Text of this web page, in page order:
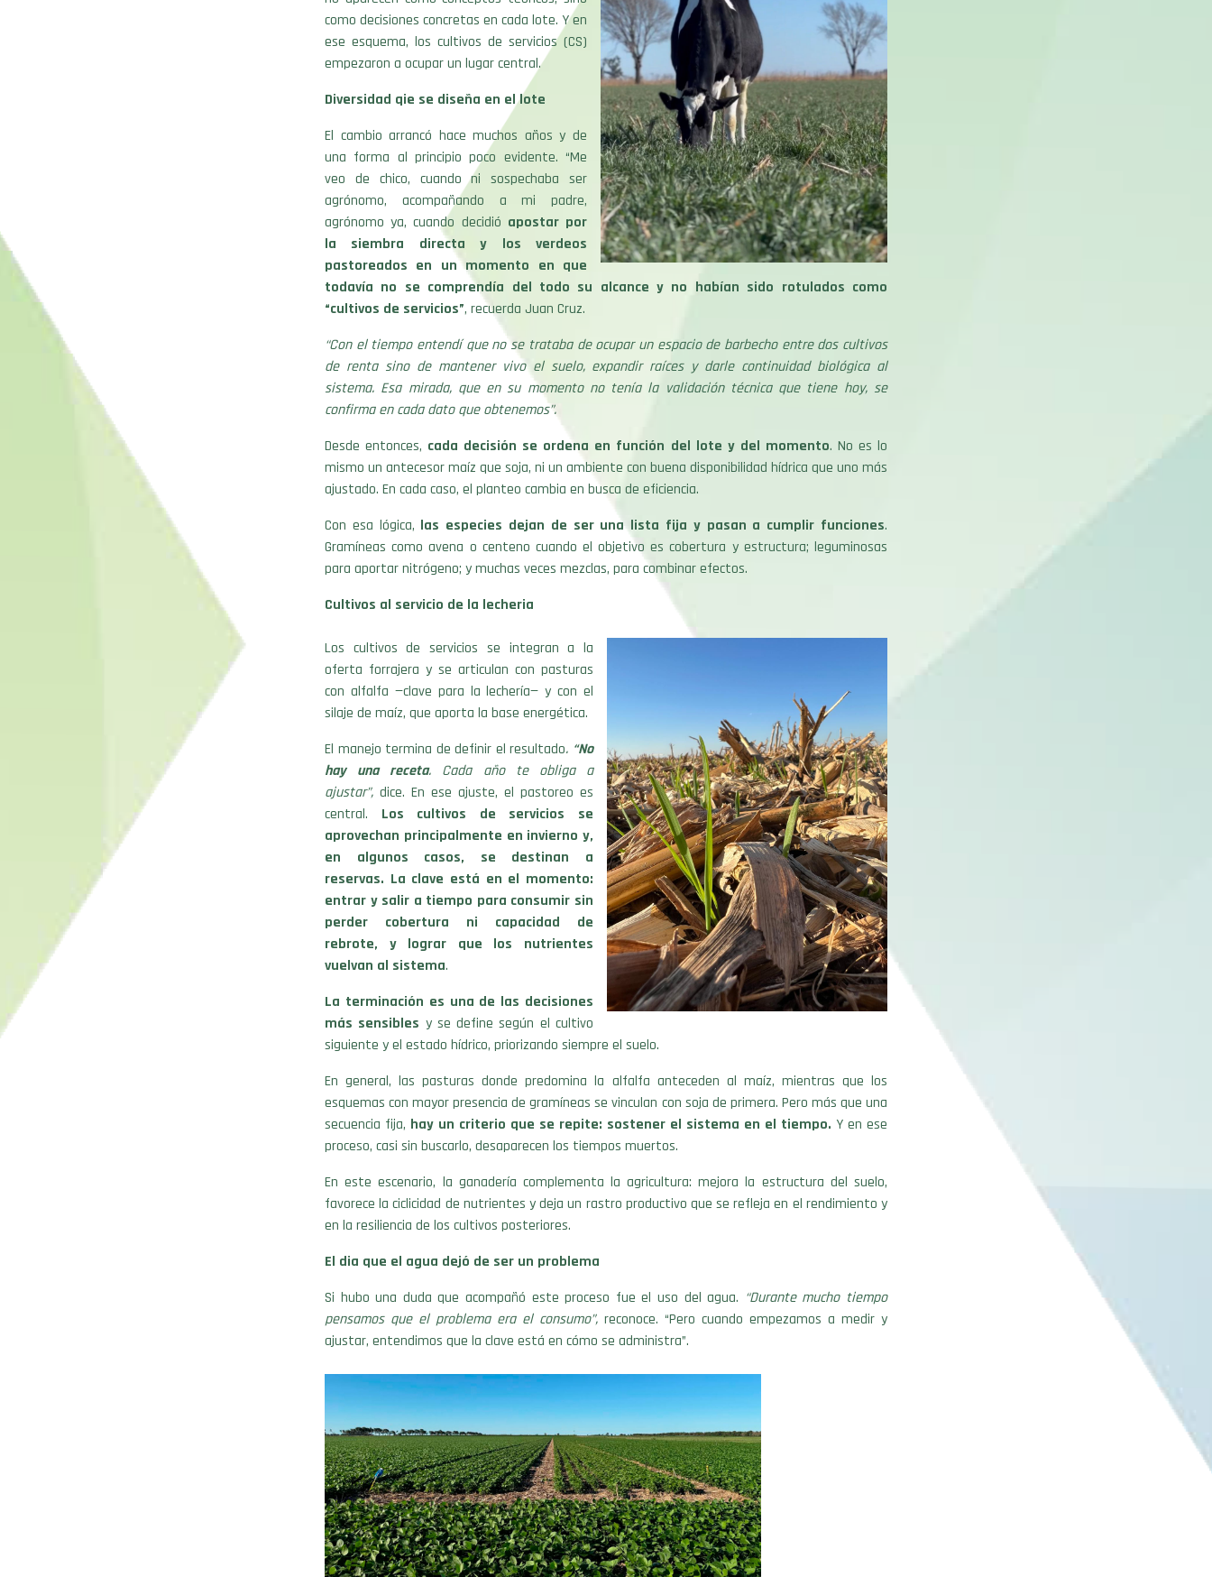
como decisiones concretas en cada lote. Y en
ese esquema, los cultivos de servicios (CS)
empezaron a ocupar un lugar central.
Diversidad qie se diseña en el lote
El cambio arrancó hace muchos años y de
una forma al principio poco evidente. “Me
veo de chico, cuando ni sospechaba ser
agrónomo, acompañando a mi padre,
agrónomo ya, cuando decidió apostar por
la siembra directa y los verdeos
pastoreados en un momento en que
todavía no se comprendía del todo su alcance y no habían sido rotulados como
“cultivos de servicios”, recuerda Juan Cruz.
“Con el tiempo entendí que no se trataba de ocupar un espacio de barbecho entre dos cultivos
de renta sino de mantener vivo el suelo, expandir raíces y darle continuidad biológica al
sistema. Esa mirada, que en su momento no tenía la validación técnica que tiene hoy, se
confirma en cada dato que obtenemos”.
Desde entonces, cada decisión se ordena en función del lote y del momento. No es lo
mismo un antecesor maíz que soja, ni un ambiente con buena disponibilidad hídrica que uno más
ajustado. En cada caso, el planteo cambia en busca de eficiencia.
Con esa lógica, las especies dejan de ser una lista fija y pasan a cumplir funciones.
Gramíneas como avena o centeno cuando el objetivo es cobertura y estructura; leguminosas
para aportar nitrógeno; y muchas veces mezclas, para combinar efectos.
Cultivos al servicio de la lecheria
Los cultivos de servicios se integran a la
oferta forrajera y se articulan con pasturas
con alfalfa —clave para la lechería— y con el
silaje de maíz, que aporta la base energética.
El manejo termina de definir el resultado. “No
hay una receta. Cada año te obliga a
ajustar”, dice. En ese ajuste, el pastoreo es
central. Los cultivos de servicios se
aprovechan principalmente en invierno y,
en algunos casos, se destinan a
reservas. La clave está en el momento:
entrar y salir a tiempo para consumir sin
perder cobertura ni capacidad de
rebrote, y lograr que los nutrientes
vuelvan al sistema.
La terminación es una de las decisiones
más sensibles y se define según el cultivo
siguiente y el estado hídrico, priorizando siempre el suelo.
En general, las pasturas donde predomina la alfalfa anteceden al maíz, mientras que los
esquemas con mayor presencia de gramíneas se vinculan con soja de primera. Pero más que una
secuencia fija, hay un criterio que se repite: sostener el sistema en el tiempo. Y en ese
proceso, casi sin buscarlo, desaparecen los tiempos muertos.
En este escenario, la ganadería complementa la agricultura: mejora la estructura del suelo,
favorece la ciclicidad de nutrientes y deja un rastro productivo que se refleja en el rendimiento y
en la resiliencia de los cultivos posteriores.
El dia que el agua dejó de ser un problema
Si hubo una duda que acompañó este proceso fue el uso del agua. “Durante mucho tiempo
pensamos que el problema era el consumo”, reconoce. “Pero cuando empezamos a medir y
ajustar, entendimos que la clave está en cómo se administra”.